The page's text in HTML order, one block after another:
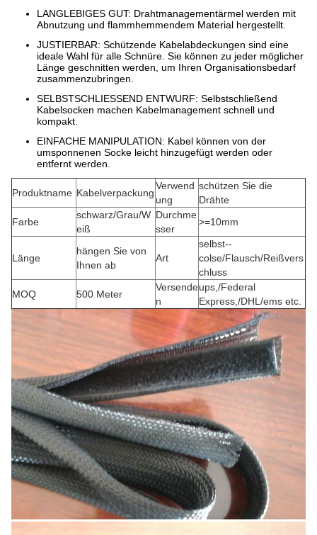
LANGLEBIGES GUT: Drahtmanagementärmel werden mit
Abnutzung und flammhemmendem Material hergestellt.
JUSTIERBAR: Schützende Kabelabdeckungen sind eine
ideale Wahl für alle Schnüre. Sie können zu jeder möglicher
Länge geschnitten werden, um Ihren Organisationsbedarf
zusammenzubringen.
SELBSTSCHLIESSEND ENTWURF: Selbstschließend
Kabelsocken machen Kabelmanagement schnell und
kompakt.
EINFACHE MANIPULATION: Kabel können von der
umsponnenen Socke leicht hinzugefügt werden oder
entfernt werden.
Produktname Kabelverpackung
Verwend
ung
schützen Sie die
Drähte
Farbe
schwarz/Grau/W
eiß
Durchme
sser
>=10mm
Länge
hängen Sie von
Ihnen ab
Art
selbst--
colse/Flausch/Reißvers
chluss
MOQ
500 Meter
Versende
n
ups,/Federal
Express,/DHL/ems etc.